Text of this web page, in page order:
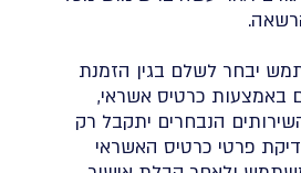
יבחר לשלם בגין הזמנת
באמצעות כרטיס אשראי,
הנבחרים יתקבל רק
פרטי כרטיס האשראי